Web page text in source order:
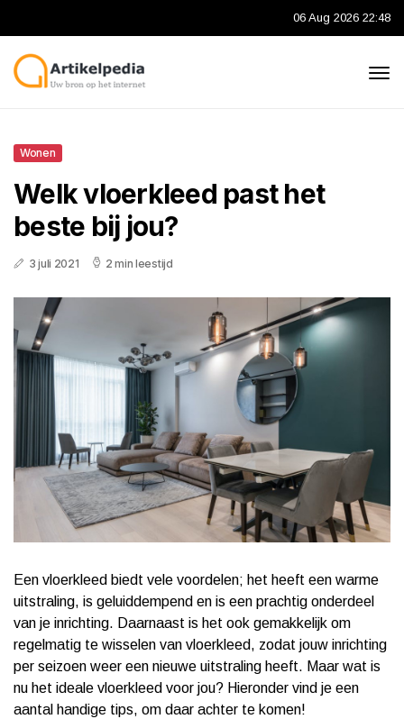
06 Aug 2026 22:48
Wonen
Welk vloerkleed past het
beste bij jou?
3 juli 2021 2 min leestijd
Een vloerkleed biedt vele voordelen; het heeft een warme
uitstraling, is geluiddempend en is een prachtig onderdeel
van je inrichting. Daarnaast is het ook gemakkelijk om
regelmatig te wisselen van vloerkleed, zodat jouw inrichting
per seizoen weer een nieuwe uitstraling heeft. Maar wat is
nu het ideale vloerkleed voor jou? Hieronder vind je een
aantal handige tips, om daar achter te komen!